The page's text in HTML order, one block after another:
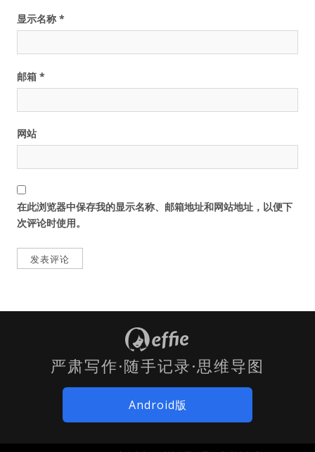
显示名称 *
邮箱 *
网站
在此浏览器中保存我的显示名称、邮箱地址和网站地址，以便下
次评论时使用。
严肃写作·随手记录·思维导图
Android版